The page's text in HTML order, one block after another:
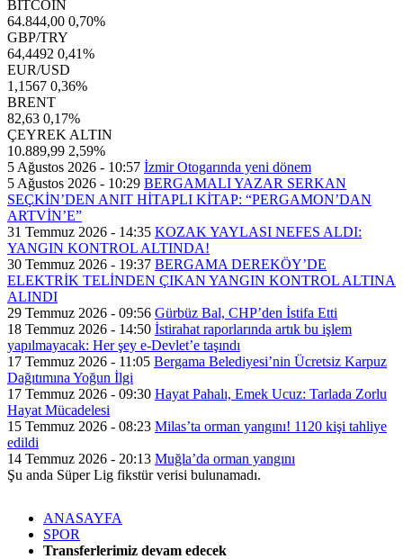
BITCOIN
64.844,00 0,70%
GBP/TRY
64,4492 0,41%
EUR/USD
1,1567 0,36%
BRENT
82,63 0,17%
ÇEYREK ALTIN
10.889,99 2,59%
5 Ağustos 2026 - 10:57 İzmir Otogarında yeni dönem
5 Ağustos 2026 - 10:29 BERGAMALI YAZAR SERKAN
SEÇKİN’DEN ANIT HİTAPLI KİTAP: “PERGAMON’DAN
ARTVİN’E”
31 Temmuz 2026 - 14:35 KOZAK YAYLASI NEFES ALDI:
YANGIN KONTROL ALTINDA!
30 Temmuz 2026 - 19:37 BERGAMA DEREKÖY’DE
ELEKTRİK TELİNDEN ÇIKAN YANGIN KONTROL ALTINA
ALINDI
29 Temmuz 2026 - 09:56 Gürbüz Bal, CHP’den İstifa Etti
18 Temmuz 2026 - 14:50 İstirahat raporlarında artık bu işlem
yapılmayacak: Her şey e-Devlet’e taşındı
17 Temmuz 2026 - 11:05 Bergama Belediyesi’nin Ücretsiz Karpuz
Dağıtımına Yoğun İlgi
17 Temmuz 2026 - 09:30 Hayat Pahalı, Emek Ucuz: Tarlada Zorlu
Hayat Mücadelesi
15 Temmuz 2026 - 08:23 Milas’ta orman yangını! 1120 kişi tahliye
edildi
14 Temmuz 2026 - 20:13 Muğla’da orman yangını
Şu anda Süper Lig fikstür verisi bulunamadı.
ANASAYFA
SPOR
Transferlerimiz devam edecek